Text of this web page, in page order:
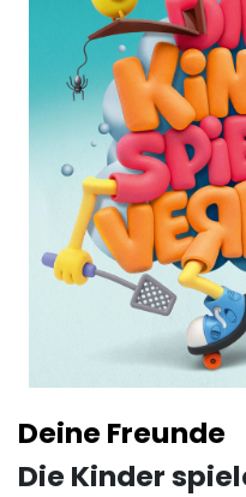
Deine Freunde
Die Kinder